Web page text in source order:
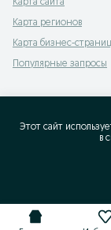
Карта сайта
Карта регионов
Карта бизнес-
Популярные запросы
Этот сайт
в